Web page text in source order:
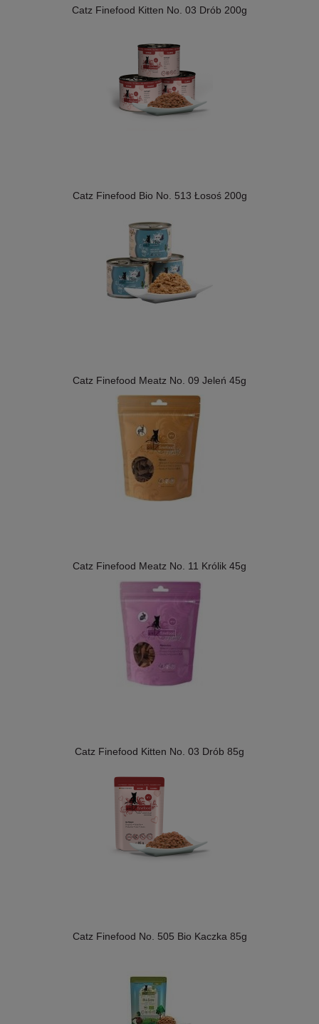
Catz Finefood Kitten No. 03 Drób 200g
Catz Finefood Bio No. 513 Łosoś 200g
Catz Finefood Meatz No. 09 Jeleń 45g
Catz Finefood Meatz No. 11 Królik 45g
Catz Finefood Kitten No. 03 Drób 85g
Catz Finefood No. 505 Bio Kaczka 85g